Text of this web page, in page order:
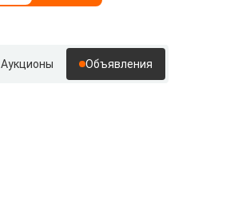
Аукционы Объявления